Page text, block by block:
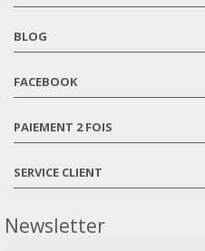
BLOG
FACEBOOK
PAIEMENT 2 FOIS
SERVICE CLIENT
Newsletter